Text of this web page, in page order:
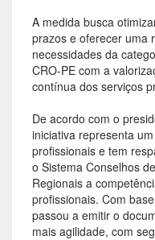
A medida busca
prazos e oferecer uma
necessidades da
CRO-PE com a
contínua dos serviços
De acordo com o
iniciativa representa
profissionais e tem
o Sistema Conselhos
Regionais a
profissionais. Com
passou a emitir o
mais agilidade, com